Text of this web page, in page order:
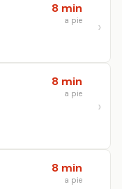
8 min
a pie
8 min
a pie
8 min
a pie